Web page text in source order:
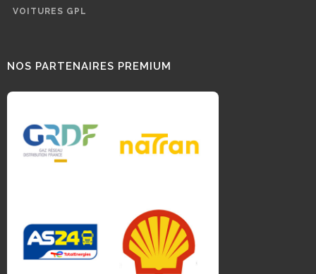
VOITURES GPL
NOS PARTENAIRES PREMIUM